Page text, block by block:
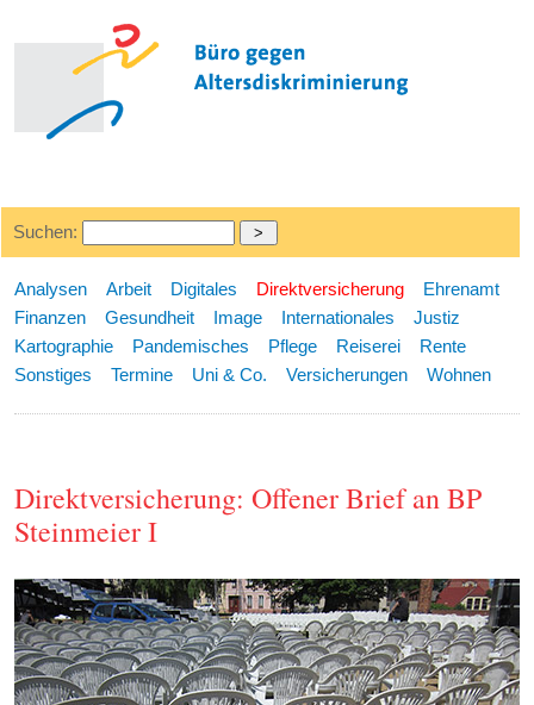
Suchen:
Analysen Arbeit Digitales Direktversicherung
Ehrenamt
Finanzen
Gesundheit Image Internationales
Justiz
Kartographie
Pandemisches Pflege Reiserei
Rente
Sonstiges
Termine Uni & Co. Versicherungen Wohnen
Direktversicherung: Offener Brief an BP
Steinmeier I